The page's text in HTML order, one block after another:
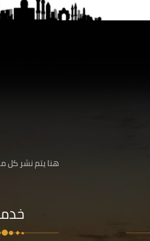
هنا يتم نشر كل